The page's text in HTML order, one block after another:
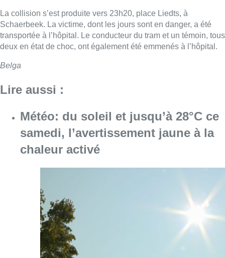
La collision s’est produite vers 23h20, place Liedts, à
Schaerbeek. La victime, dont les jours sont en danger, a été
transportée à l’hôpital. Le conducteur du tram et un témoin, tous
deux en état de choc, ont également été emmenés à l’hôpital.
Belga
Lire aussi :
Météo: du soleil et jusqu’à 28°C ce
samedi, l’avertissement jaune à la
chaleur activé